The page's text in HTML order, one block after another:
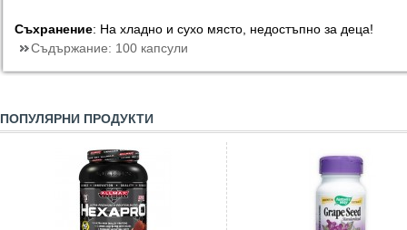
Съхранение: На хладно и сухо място, недостъпно за деца!
Съдържание: 100 капсули
ПОПУЛЯРНИ ПРОДУКТИ